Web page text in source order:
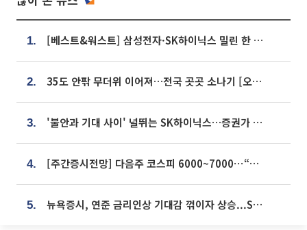
1. [베스트&워스트] 삼성전자·SK하이닉스 밀린 한 주…상상인증권은 85% 급등
2. 35도 안팎 무더위 이어져…전국 곳곳 소나기 [오늘 날씨]
3. '불안과 기대 사이' 널뛰는 SK하이닉스…증권가 "HBM4·LTA 기반 펀터멘털 견고"
4. [주간증시전망] 다음주 코스피 6000~7000⋯“外人 수급은 정책이 변수”
5. 뉴욕증시, 연준 금리인상 기대감 꺾이자 상승...S&P500 사상 최고치 [종합]